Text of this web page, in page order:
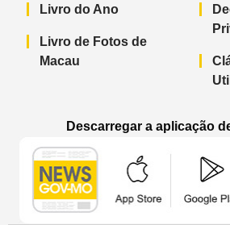
Livro do Ano
Livro de Fotos de
Macau
Descarregar a aplicação